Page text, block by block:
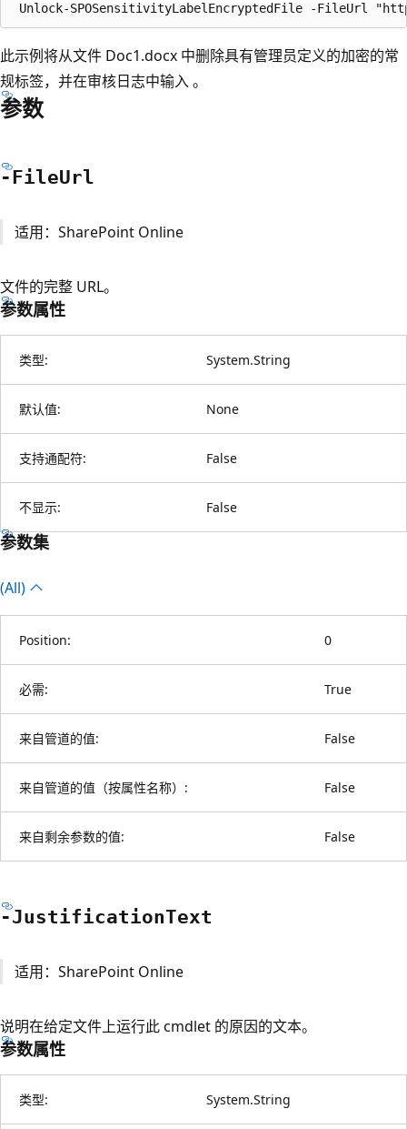
此示例将从文件 Doc1.docx 中删除具有管理员定义的加密的常
规标签，并在审核日志中输入 。
参数
-FileUrl
适用：SharePoint Online
文件的完整 URL。
参数属性
类型: System.String
默认值: None
支持通配符: False
不显示: False
参数集
(All)
Position: 0
必需: True
来自管道的值: False
来自管道的值（按属性名称）: False
来自剩余参数的值: False
-JustificationText
适用：SharePoint Online
说明在给定文件上运行此 cmdlet 的原因的文本。
参数属性
类型: System.String